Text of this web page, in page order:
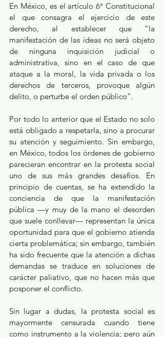
En México, es el artículo 6° Constitucional
el que consagra el ejercicio de este
derecho, al establecer que “la
manifestación de las ideas no será objeto
de ninguna inquisición judicial o
administrativa, sino en el caso de que
ataque a la moral, la vida privada o los
derechos de terceros, provoque algún
delito, o perturbe el orden público”.
Por todo lo anterior que el Estado no solo
está obligado a respetarla, sino a procurar
su atención y seguimiento. Sin embargo,
en México, todos los órdenes de gobierno
parecieran encontrar en la protesta social
uno de sus más grandes desafíos. En
principio de cuentas, se ha extendido la
conciencia de que la manifestación
pública —y muy de la mano el desorden
que suele conllevar— representan la única
oportunidad para que el gobierno atienda
cierta problemática; sin embargo, también
ha sido frecuente que la atención a dichas
demandas se traduce en soluciones de
carácter paliativo, que no hacen más que
posponer el conflicto.
Sin lugar a dudas, la protesta social es
mayormente censurada cuando tiene
como instrumento a la violencia; pero aún